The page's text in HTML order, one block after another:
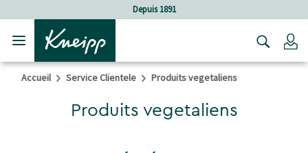
Sauter au contenu du pied de page
Depuis 1891
Accueil Service Clientele Produits vegetaliens
Produits vegetaliens